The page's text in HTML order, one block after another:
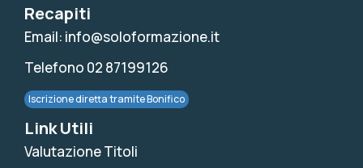
Recapiti
Email: info@soloformazione.it
Telefono 02 87199126
Iscrizione diretta tramite Bonifico
Link Utili
Valutazione Titoli